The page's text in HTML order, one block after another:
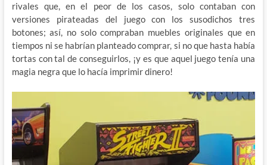
rivales que, en el peor de los casos, solo contaban con
versiones pirateadas del juego con los susodichos tres
botones; así, no solo compraban muebles originales que en
tiempos ni se habrían planteado comprar, si no que hasta había
tortas con tal de conseguirlos, ¡y es que aquel juego tenía una
magia negra que lo hacía imprimir dinero!